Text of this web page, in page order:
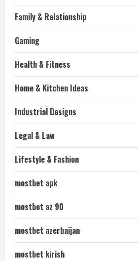
Family & Relationship
Gaming
Health & Fitness
Home & Kitchen Ideas
Industrial Designs
Legal & Law
Lifestyle & Fashion
mostbet apk
mostbet az 90
mostbet azerbaijan
mostbet kirish